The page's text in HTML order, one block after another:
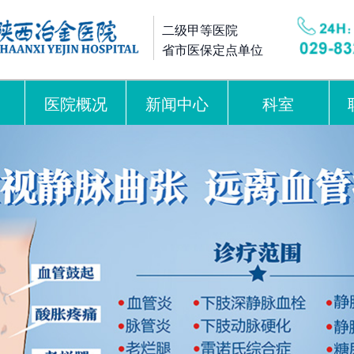
二级甲等医院
省市医保定点单位
医院概况 新闻中心 科室